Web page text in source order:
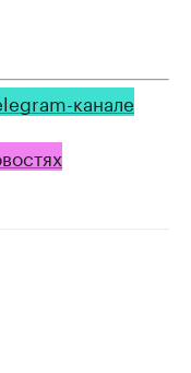
канале